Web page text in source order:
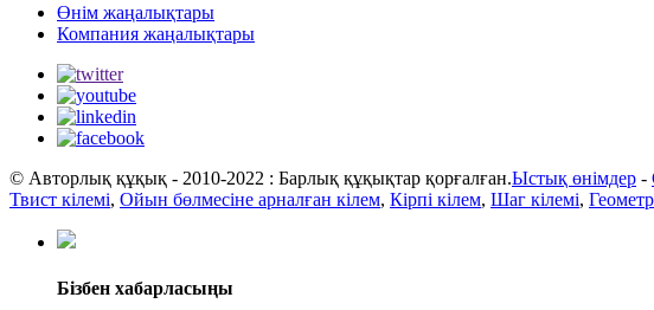
Өнім жаңалықтары
Компания жаңалықтары
© Авторлық құқық - 2010-2022 : Барлық құқықтар қорғалған.Ыстық өнімдер -
Твист кілемі, Ойын бөлмесіне арналған кілем, Кірпі кілем, Шаг кілемі,
Бізбен хабарласыңы